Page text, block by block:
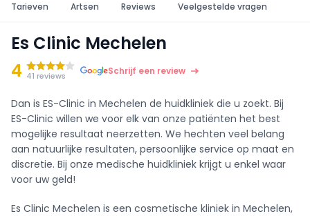
Tarieven Artsen Reviews Veelgestelde vragen
Es Clinic Mechelen
4 41 reviews Schrijf een review
Dan is ES-Clinic in Mechelen de huidkliniek die u zoekt. Bij
ES-Clinic willen we voor elk van onze patiënten het best
mogelijke resultaat neerzetten. We hechten veel belang
aan natuurlijke resultaten, persoonlijke service op maat en
discretie. Bij onze medische huidkliniek krijgt u enkel waar
voor uw geld!
Es Clinic Mechelen is een cosmetische kliniek in Mechelen,